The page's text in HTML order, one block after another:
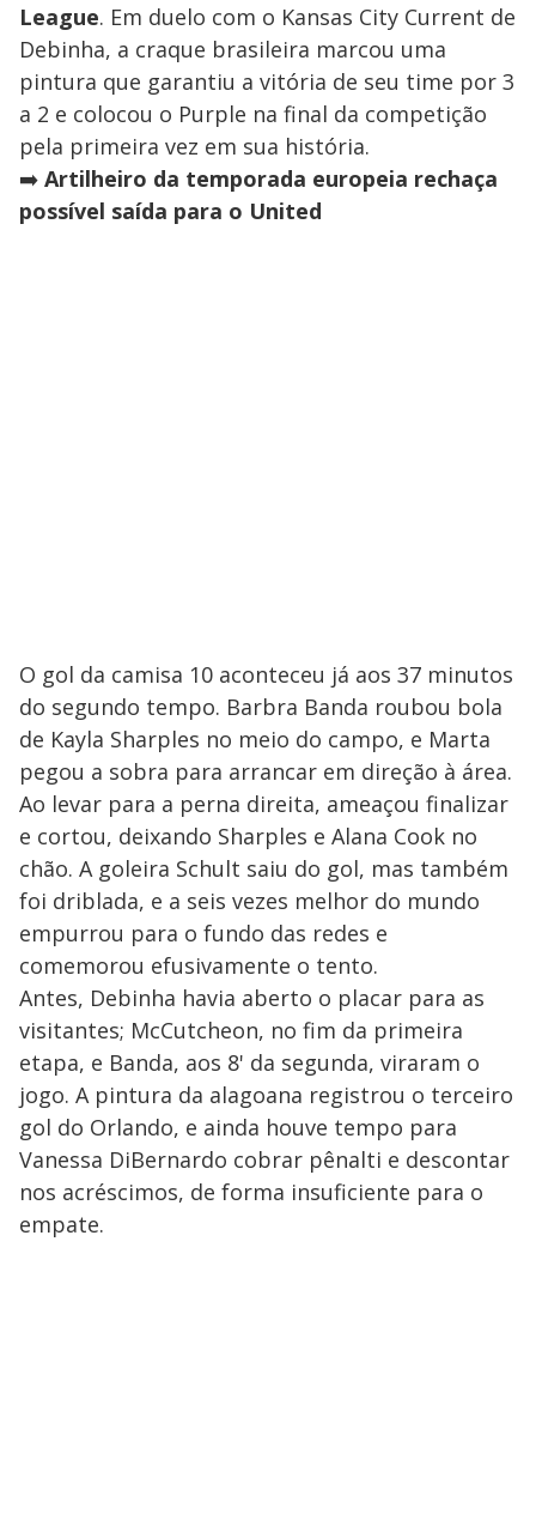
League. Em duelo com o Kansas City Current de
Debinha, a craque brasileira marcou uma
pintura que garantiu a vitória de seu time por 3
a 2 e colocou o Purple na final da competição
pela primeira vez em sua história.
➡️ Artilheiro da temporada europeia rechaça
possível saída para o United
O gol da camisa 10 aconteceu já aos 37 minutos
do segundo tempo. Barbra Banda roubou bola
de Kayla Sharples no meio do campo, e Marta
pegou a sobra para arrancar em direção à área.
Ao levar para a perna direita, ameaçou finalizar
e cortou, deixando Sharples e Alana Cook no
chão. A goleira Schult saiu do gol, mas também
foi driblada, e a seis vezes melhor do mundo
empurrou para o fundo das redes e
comemorou efusivamente o tento.
Antes, Debinha havia aberto o placar para as
visitantes; McCutcheon, no fim da primeira
etapa, e Banda, aos 8' da segunda, viraram o
jogo. A pintura da alagoana registrou o terceiro
gol do Orlando, e ainda houve tempo para
Vanessa DiBernardo cobrar pênalti e descontar
nos acréscimos, de forma insuficiente para o
empate.